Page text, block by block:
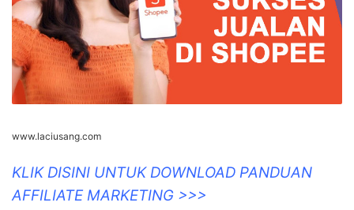
www.laciusang.com
KLIK DISINI UNTUK DOWNLOAD PANDUAN
AFFILIATE MARKETING >>>